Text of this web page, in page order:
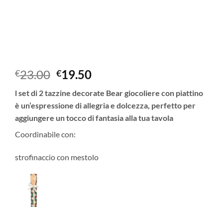
€23.00 Il
originale
era:
€23.00.
€19.50Il
attuale
è:
€19.50.
lset di 2 tazzine decorate Bear giocoliere con piattino
è un’espressione di allegria e dolcezza, perfetto per
aggiungere un tocco di fantasia alla tua tavola
Coordinabile con:
strofinaccio con mestolo